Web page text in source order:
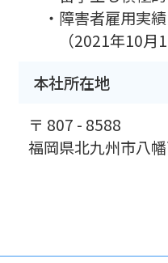
・障害者雇用実績
（2021年10月1
本社所在地
〒 807 - 8588
福岡県北九州市八